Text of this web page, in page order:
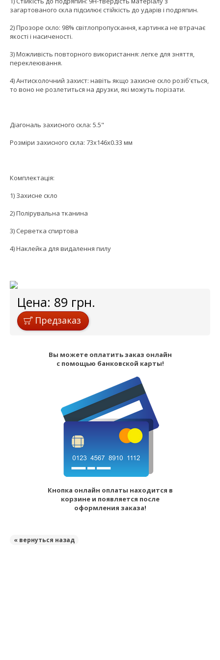
загартованого скла підсилює стійкість до ударів і подряпин.
2) Прозоре скло: 98% світлопропускання, картинка не втрачає
якості і насиченості.
3) Можливість повторного використання: легке для зняття,
переклеювання.
4) Антисколочний захист: навіть якщо захисне скло розіб'ється,
то воно не розлетиться на друзки, які можуть порізати.
Діагональ захисного скла: 5.5"
Розміри захисного скла: 73x146x0.33 мм
Комплектація:
1) Захисне скло
2) Полірувальна тканина
3) Серветка спиртова
4) Наклейка для видалення пилу
Цена: 89 грн.
Предзаказ
Вы можете оплатить заказ онлайн
с помощью банковской карты!
Кнопка онлайн оплаты находится в
корзине и появляется после
оформления заказа!
« вернуться назад